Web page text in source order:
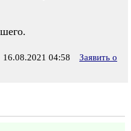
16.08.2021 04:58
Заявить о